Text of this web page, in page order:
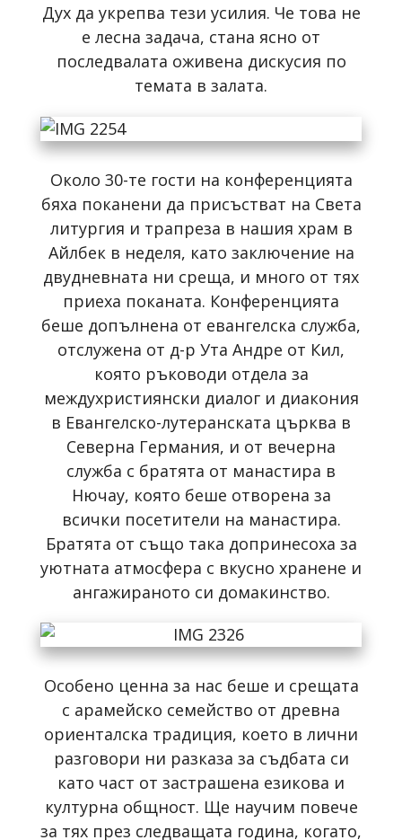
Дух да укрепва тези усилия. Че това не
е лесна задача, стана ясно от
последвалата оживена дискусия по
темата в залата.
Около 30-те гости на конференцията
бяха поканени да присъстват на Света
литургия и трапреза в нашия храм в
Айлбек в неделя, като заключение на
двудневната ни среща, и много от тях
приеха поканата. Конференцията
беше допълнена от евангелска служба,
отслужена от д-р Ута Андре от Кил,
която ръководи отдела за
междухристиянски диалог и диакония
в Евангелско-лутеранската църква в
Северна Германия, и от вечерна
служба с братята от манастира в
Нючау, която беше отворена за
всички посетители на манастира.
Братята от също така допринесоха за
уютната атмосфера с вкусно хранене и
ангажираното си домакинство.
Особено ценна за нас беше и срещата
с арамейско семейство от древна
ориенталска традиция, което в лични
разговори ни разказа за съдбата си
като част от застрашена езикова и
културна общност. Ще научим повече
за тях през следващата година, когато,